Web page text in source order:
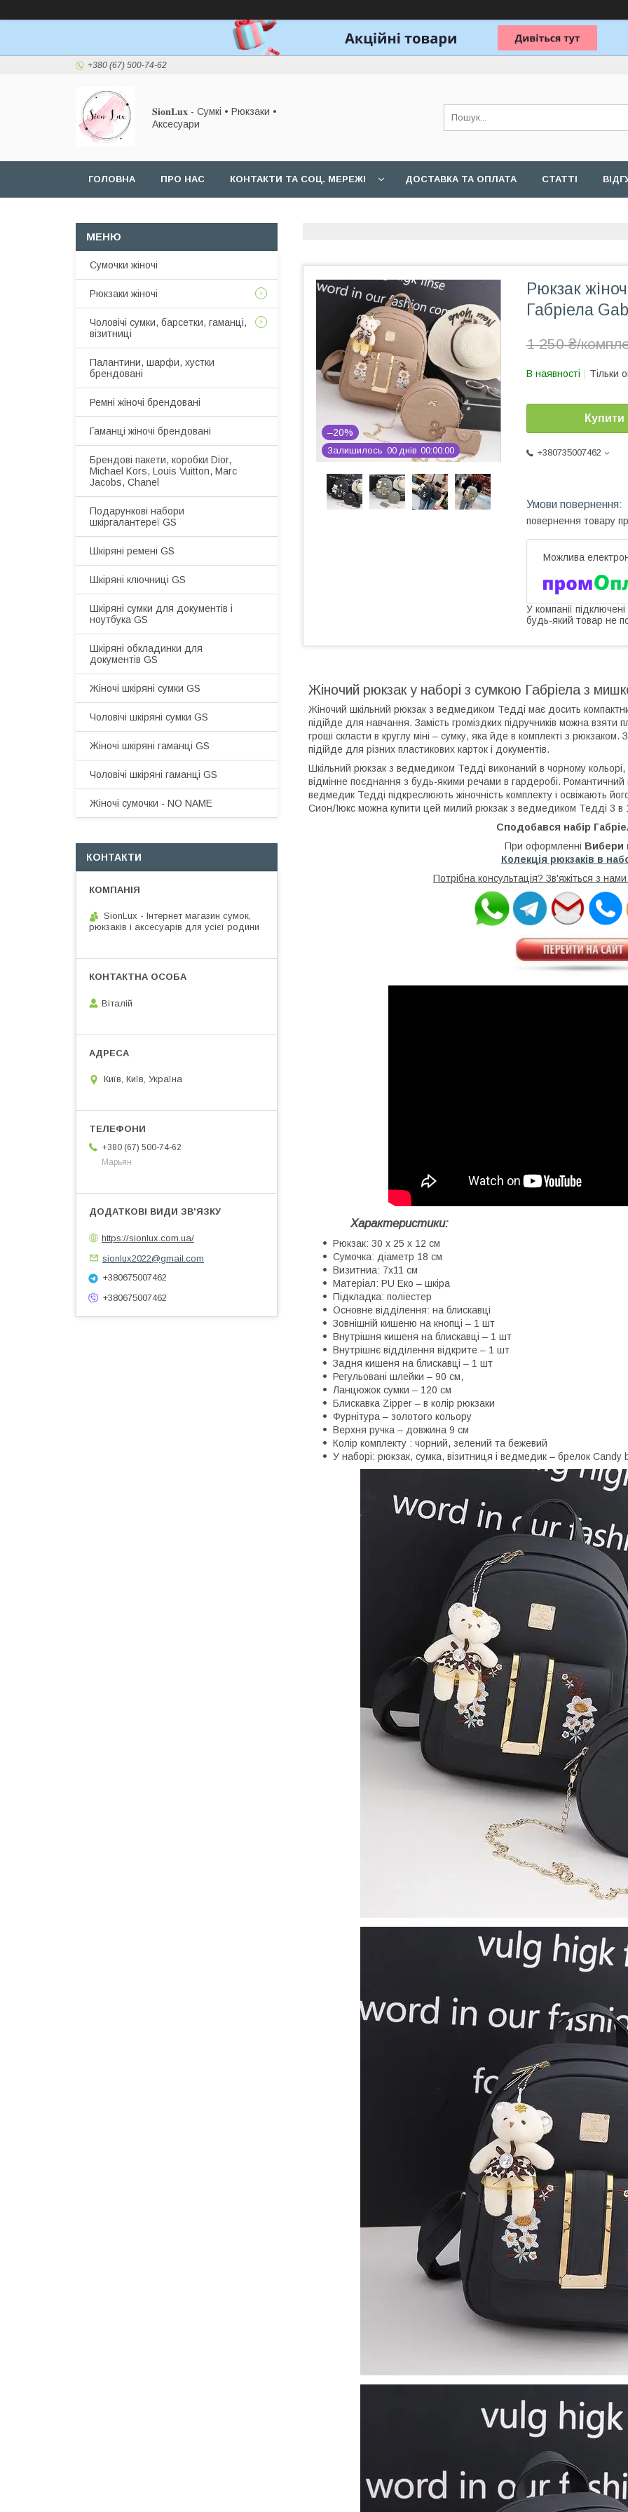
+380 (67) 500-74-62
𝐒𝐢𝐨𝐧𝐋𝐮𝐱 - Сумкі • Рюкзаки •
Аксесуари
ГОЛОВНА ПРО НАС КОНТАКТИ ТА СОЦ. МЕРЕЖІ ДОСТАВКА ТА ОПЛАТА СТАТТІ
–20%
Залишилось 00 днів 00 00 00
Рюкзак
Габріела
1 250 ₴/
В наявності Тільки
Купити
+380735007462
повернення товару
У компанії
будь-який товар не
Жіночий рюкзак у наборі з сумкою Габріела з
Жіночий шкільний рюкзак з ведмедиком Тедді має досить
підійде для навчання. Замість громіздких підручників можна
гроші скласти в круглу міні – сумку, яка йде в комплекті з
підійде для різних пластикових карток і документів.
Шкільний рюкзак з ведмедиком Тедді виконаний в чорному кольорі,
відмінне поєднання з будь-якими речами в гардеробі. Романтичний
ведмедик Тедді підкреслюють жіночність комплекту і освіжають
СионЛюкс можна купити цей милий рюкзак з ведмедиком Тедді 3 в
Сподобався набір
При оформленні Вибери
Колекція рюкзаків в
Потрібна консультація? Зв'яжіться з
Характеристики:
Рюкзак: 30 x 25 x 12 см
Сумочка: діаметр 18 см
Визитниа: 7x11 см
Матеріал: PU Еко – шкіра
Підкладка: поліестер
Основне відділення: на блискавці
Зовнішній кишеню на кнопці – 1 шт
Внутрішня кишеня на блискавці – 1 шт
Внутрішнє відділення відкрите – 1 шт
Задня кишеня на блискавці – 1 шт
Регульовані шлейки – 90 см,
Ланцюжок сумки – 120 см
Блискавка Zipper – в колір рюкзаки
Фурнітура – золотого кольору
Верхня ручка – довжина 9 см
Колір комплекту : чорний, зелений та бежевий
У наборі: рюкзак, сумка, візитниця і ведмедик – брелок Candy
Сумочки жіночі
Рюкзаки жіночі
Чоловічі сумки, барсетки, гаманці,
візитниці
Палантини, шарфи, хустки
брендовані
Ремні жіночі брендовані
Гаманці жіночі брендовані
Брендові пакети, коробки Dior,
Michael Kors, Louis Vuitton, Marc
Jacobs, Chanel
Подарункові набори
шкіргалантереї GS
Шкіряні ремені GS
Шкіряні ключниці GS
Шкіряні сумки для документів і
ноутбука GS
Шкіряні обкладинки для
документів GS
Жіночі шкіряні сумки GS
Чоловічі шкіряні сумки GS
Жіночі шкіряні гаманці GS
Чоловічі шкіряні гаманці GS
Жіночі сумочки - NO NAME
КОНТАКТИ
SionLux - Інтернет магазин сумок,
рюкзаків і аксесуарів для усієї родини
Віталій
Київ, Київ, Україна
+380 (67) 500-74-62
Марьян
https://sionlux.com.ua/
sionlux2022@gmail.com
+380675007462
+380675007462